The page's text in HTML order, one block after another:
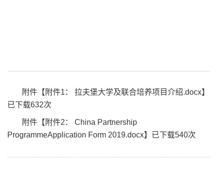
附件【 附件1： 拉夫堡大学及联合培养项目介绍.docx】
已下载632次
附件【 附件2： China Partnership
ProgrammeApplication Form 2019.docx】已下载540次